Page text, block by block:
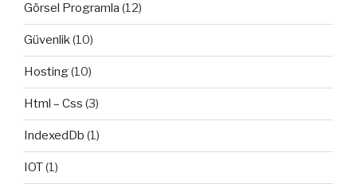
Görsel Programla (12)
Güvenlik(10)
Hosting(10)
Html – Css (3)
IndexedDb (1)
IOT(1)